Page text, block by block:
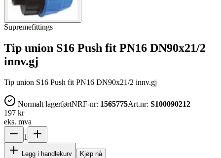
Supremefittings
Tip union S16 Push fit PN16 DN90x21/2
innv.gj
Tip union S16 Push fit PN16 DN90x21/2 innv.gj
Normalt lagerførtNRF-nr: 1565775Art.nr: S100090212
197 kr
eks. mva
1
Legg i handlekurv Kjøp nå